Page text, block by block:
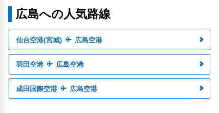
広島への人気路線
仙台空港(宮城) 広島空港
羽田空港 広島空港
成田国際空港 広島空港